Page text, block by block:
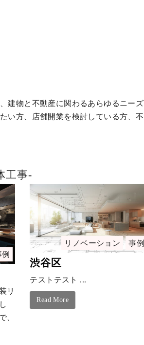
建物と不動産に関わるあらゆるニーズ
い方、店舗開業を検討している方、不
工事-
リ
、
リノベーション 事例
渋谷区
テストテスト ...
Read More